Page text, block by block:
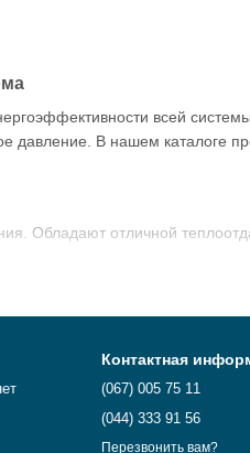
всей
давление. В нашем каталоге
Обладают отличной
специалисты помогут
Контактная
(067) 005 75 11
(044) 333 91 56
Перезвонить вам?